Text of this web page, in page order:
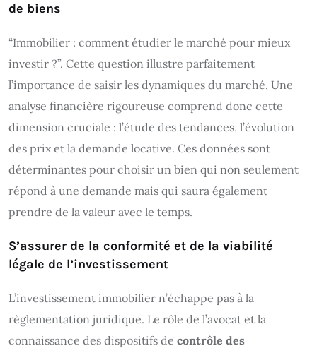
de biens
“Immobilier : comment étudier le marché pour mieux
investir ?”. Cette question illustre parfaitement
l’importance de saisir les dynamiques du marché. Une
analyse financière rigoureuse comprend donc cette
dimension cruciale : l’étude des tendances, l’évolution
des prix et la demande locative. Ces données sont
déterminantes pour choisir un bien qui non seulement
répond à une demande mais qui saura également
prendre de la valeur avec le temps.
S’assurer de la conformité et de la viabilité
légale de l’investissement
L’investissement immobilier n’échappe pas à la
règlementation juridique. Le rôle de l’avocat et la
connaissance des dispositifs de contrôle des